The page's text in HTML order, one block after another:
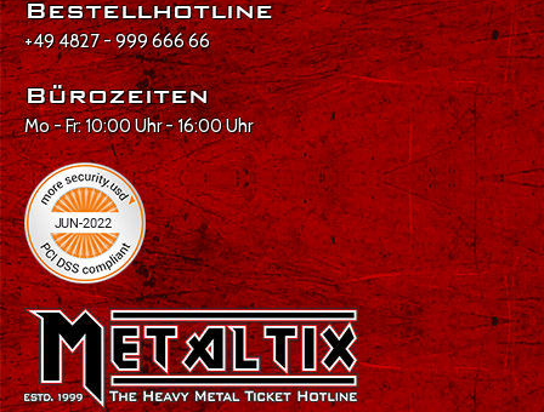
Bestellhotline
+49 4827 - 999 666 66
Bürozeiten
Mo - Fr: 10:00 Uhr - 16:00 Uhr